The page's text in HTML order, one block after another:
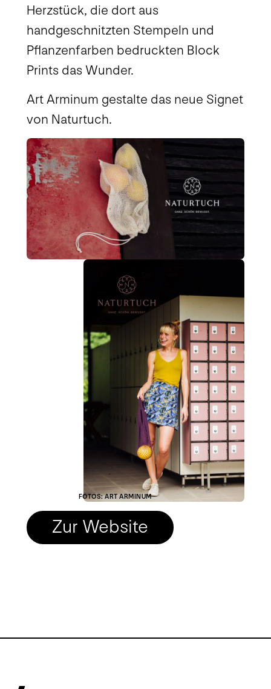
Herzstück, die dort aus
handgeschnitzten Stempeln und
Pflanzenfarben bedruckten Block
Prints das Wunder.
Art Arminum gestalte das neue Signet
von Naturtuch.
FOTOS: ART ARMINUM
Zur Website